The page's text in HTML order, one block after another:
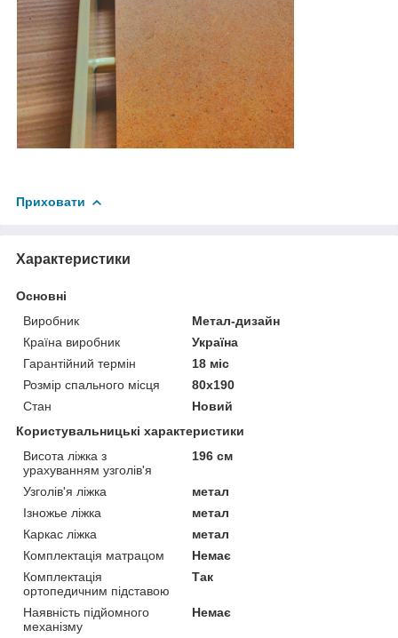
Приховати
Характеристики
Основні
Виробник
Метал-дизайн
Країна виробник
Україна
Гарантійний термін
18 міс
Розмір спального місця
80х190
Стан
Новий
Користувальницькі характеристики
Висота ліжка з
урахуванням узголів'я
196 см
Узголів'я ліжка
метал
Ізножье ліжка
метал
Каркас ліжка
метал
Комплектація матрацом
Немає
Комплектація
ортопедичним підставою
Так
Наявність підйомного
механізму
Немає